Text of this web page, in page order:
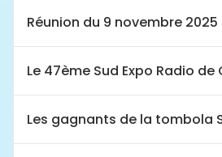
Réunion du 9 novembre 2025
Le 47ème Sud Expo Radio de
Les gagnants de la tombola